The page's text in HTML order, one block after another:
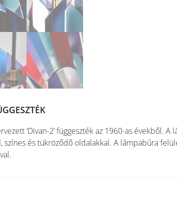
‘Divan-2’ függeszték az 1960-as évekből. A
és tükröződő oldalakkal. A lámpabúra